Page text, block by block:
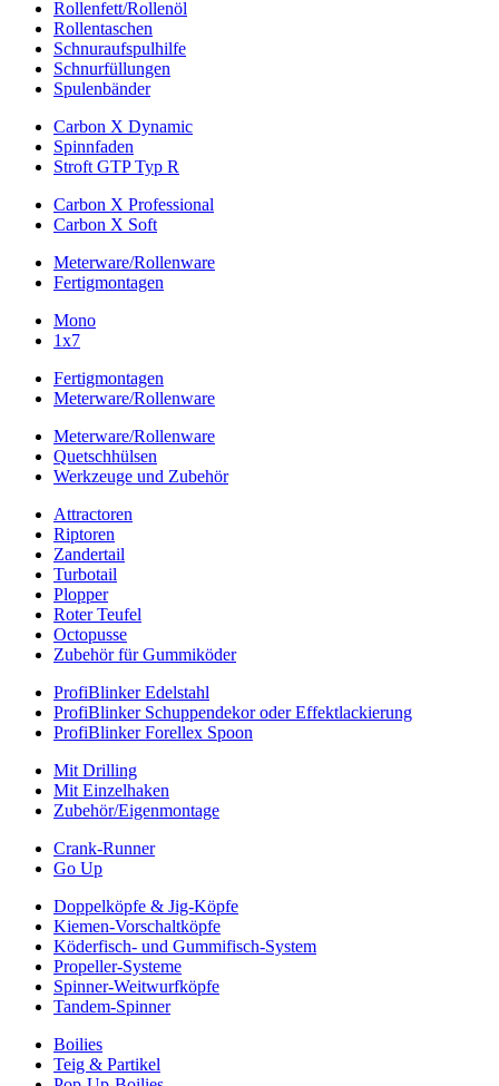
Rollenfett/Rollenöl
Rollentaschen
Schnuraufspulhilfe
Schnurfüllungen
Spulenbänder
Carbon X Dynamic
Spinnfaden
Stroft GTP Typ R
Carbon X Professional
Carbon X Soft
Meterware/Rollenware
Fertigmontagen
Mono
1x7
Fertigmontagen
Meterware/Rollenware
Meterware/Rollenware
Quetschhülsen
Werkzeuge und Zubehör
Attractoren
Riptoren
Zandertail
Turbotail
Plopper
Roter Teufel
Octopusse
Zubehör für Gummiköder
ProfiBlinker Edelstahl
ProfiBlinker Schuppendekor oder Effektlackierung
ProfiBlinker Forellex Spoon
Mit Drilling
Mit Einzelhaken
Zubehör/Eigenmontage
Crank-Runner
Go Up
Doppelköpfe & Jig-Köpfe
Kiemen-Vorschaltköpfe
Köderfisch- und Gummifisch-System
Propeller-Systeme
Spinner-Weitwurfköpfe
Tandem-Spinner
Boilies
Teig & Partikel